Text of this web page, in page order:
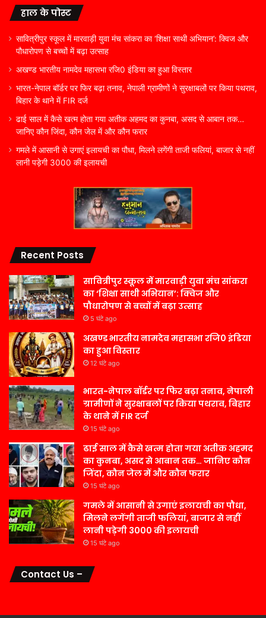
हाल के पोस्ट
सावित्रीपुर स्कूल में मारवाड़ी युवा मंच सांकरा का ‘शिक्षा साथी अभियान’: क्विज और
पौधारोपण से बच्चों में बढ़ा उत्साह
अखण्ड भारतीय नामदेव महासभा रजि0 इंडिया का हुआ विस्तार
भारत-नेपाल बॉर्डर पर फिर बढ़ा तनाव, नेपाली ग्रामीणों ने सुरक्षाबलों पर किया पथराव,
बिहार के थाने में FIR दर्ज
ढाई साल में कैसे खत्म होता गया अतीक अहमद का कुनबा, असद से आबान तक…
जानिए कौन जिंदा, कौन जेल में और कौन फरार
गमले में आसानी से उगाएं इलायची का पौधा, मिलने लगेंगी ताजी फलियां, बाजार से नहीं
लानी पड़ेगी 3000 की इलायची
Recent Posts
सावित्रीपुर स्कूल में मारवाड़ी युवा मंच सांकरा
का ‘शिक्षा साथी अभियान’: क्विज और
पौधारोपण से बच्चों में बढ़ा उत्साह
5 घंटे ago
अखण्ड भारतीय नामदेव महासभा रजि0 इंडिया
का हुआ विस्तार
12 घंटे ago
भारत-नेपाल बॉर्डर पर फिर बढ़ा तनाव, नेपाली
ग्रामीणों ने सुरक्षाबलों पर किया पथराव, बिहार
के थाने में FIR दर्ज
15 घंटे ago
ढाई साल में कैसे खत्म होता गया अतीक अहमद
का कुनबा, असद से आबान तक… जानिए कौन
जिंदा, कौन जेल में और कौन फरार
15 घंटे ago
गमले में आसानी से उगाएं इलायची का पौधा,
मिलने लगेंगी ताजी फलियां, बाजार से नहीं
लानी पड़ेगी 3000 की इलायची
15 घंटे ago
Contact Us –